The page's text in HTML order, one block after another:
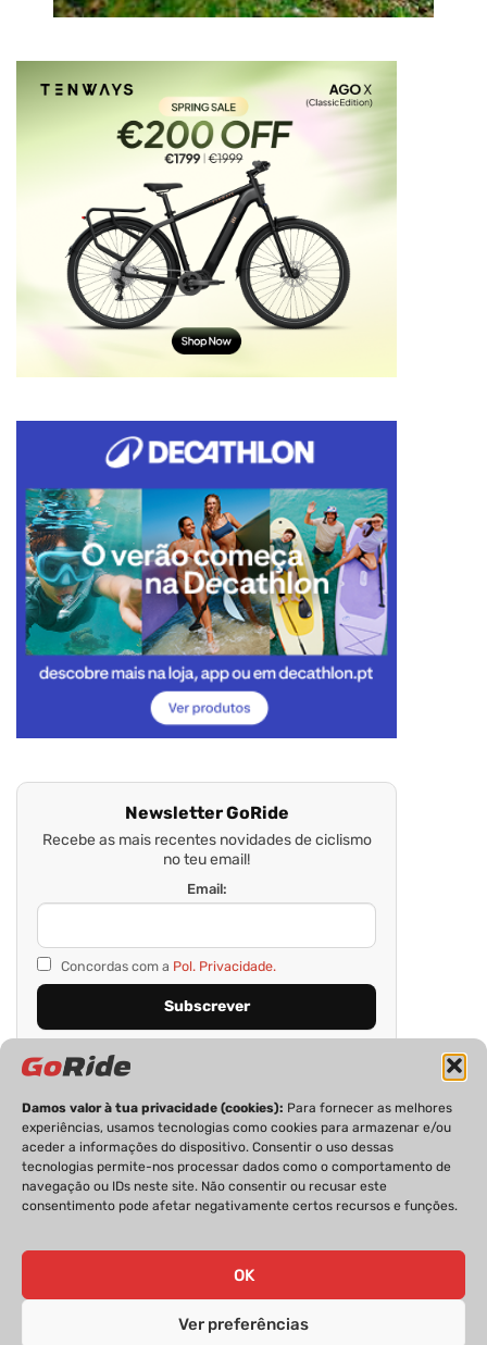
Damos valor à tua privacidade (cookies): Para fornecer as melhores
experiências, usamos tecnologias como cookies para armazenar e/ou
aceder a informações do dispositivo. Consentir o uso dessas
tecnologias permite-nos processar dados como o comportamento de
navegação ou IDs neste site. Não consentir ou recusar este
consentimento pode afetar negativamente certos recursos e funções.
OK
Ver preferências
Newsletter GoRide
Recebe as mais recentes novidades de ciclismo
no teu email!
Email:
Concordas com a Pol. Privacidade.
PRIVACIDADE FICHA TÉCNICA
ESTATUTO EDITORIAL